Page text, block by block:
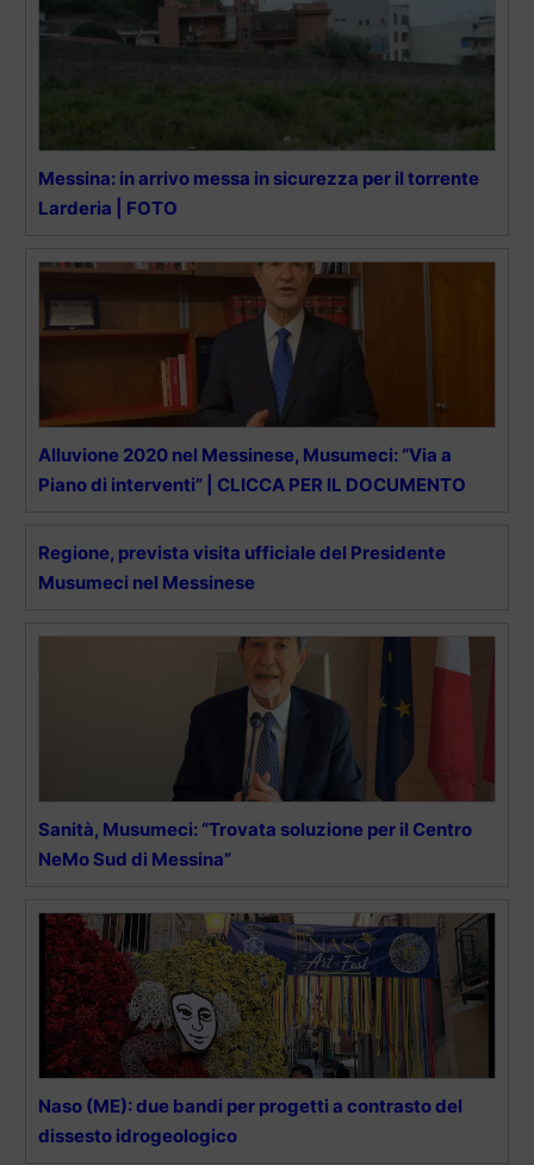
Messina: in arrivo messa in sicurezza per il torrente
Larderia | FOTO
Alluvione 2020 nel Messinese, Musumeci: “Via a
Piano di interventi” | CLICCA PER IL DOCUMENTO
Regione, prevista visita ufficiale del Presidente
Musumeci nel Messinese
Sanità, Musumeci: “Trovata soluzione per il Centro
NeMo Sud di Messina”
Naso (ME): due bandi per progetti a contrasto del
dissesto idrogeologico